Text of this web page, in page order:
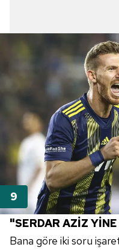
"SERDAR AZİZ
Bana göre iki soru